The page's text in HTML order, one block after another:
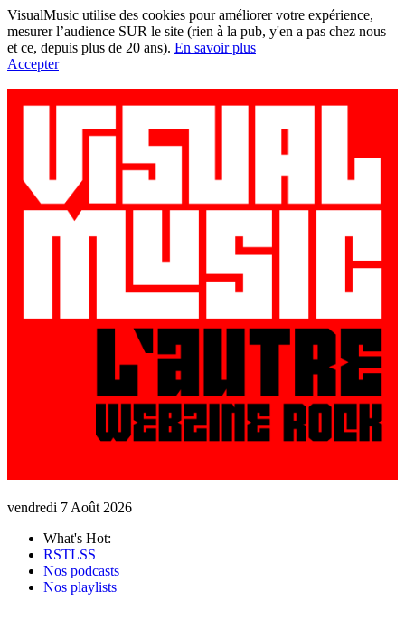
VisualMusic utilise des cookies pour améliorer votre expérience,
mesurer l’audience SUR le site (rien à la pub, y'en a pas chez nous
et ce, depuis plus de 20 ans). En savoir plus
Accepter
vendredi 7 Août 2026
What's Hot:
RSTLSS
Nos podcasts
Nos playlists